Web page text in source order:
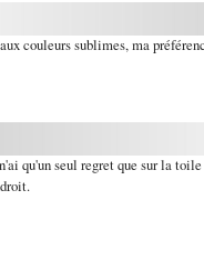
couleurs sublimes, ma
qu'un seul regret que sur la toile